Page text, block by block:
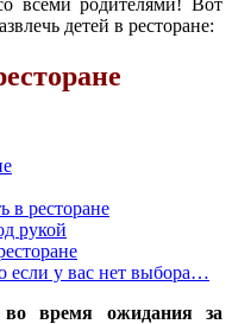
детей в ресторане:
в ресторане
рукой
у вас нет выбора…
во время ожидания за